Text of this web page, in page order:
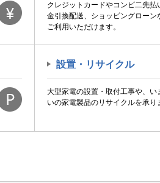
クレジットカードやコンビ二先払
金引換配送、ショッピングローン
ご利用いただけます。
設置・リサイクル
大型家電の設置・取付工事や、い
いの家電製品のリサイクルを承り